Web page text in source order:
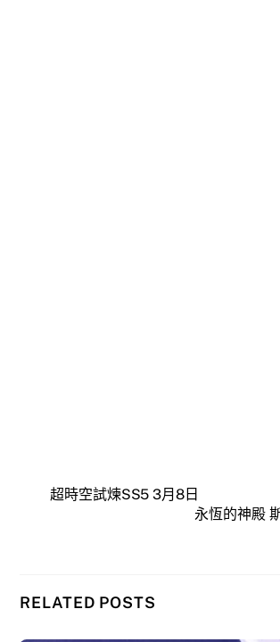
超時空試煉SS5 3月8日
永恆的神殿
RELATED POSTS